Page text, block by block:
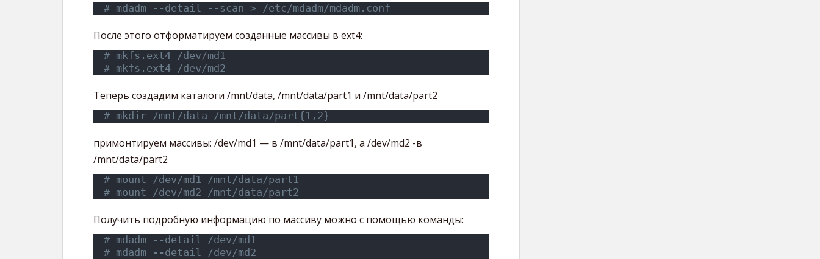
# mdadm --detail --scan > /etc/mdadm/mdadm.conf
После этого отформатируем созданные массивы в ext4:
# mkfs.ext4 /dev/md1
# mkfs.ext4 /dev/md2
Теперь создадим каталоги /mnt/data, /mnt/data/part1 и /mnt/data/part2
# mkdir /mnt/data /mnt/data/part{1,2}
примонтируем массивы: /dev/md1 — в /mnt/data/part1, а /dev/md2 -в
/mnt/data/part2
# mount /dev/md1 /mnt/data/part1
# mount /dev/md2 /mnt/data/part2
Получить подробную информацию по массиву можно с помощью команды:
# mdadm --detail /dev/md1
# mdadm --detail /dev/md2